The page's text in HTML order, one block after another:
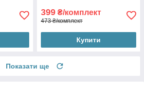
399 ₴/комплект
473 ₴/комплект
Купити
Показати ще